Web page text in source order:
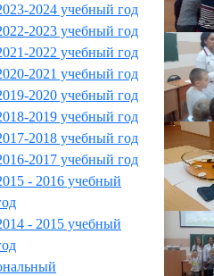
2024 учебный год
2023 учебный год
2022 учебный год
2021 учебный год
2020 учебный год
2019 учебный год
2018 учебный год
2017 учебный год
- 2016 учебный
- 2015 учебный